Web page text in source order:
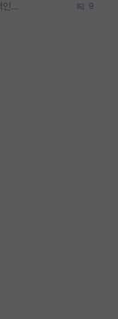
박사진학하기에 2억은 괜찮은 (?) 정도의 경제력인가요 9